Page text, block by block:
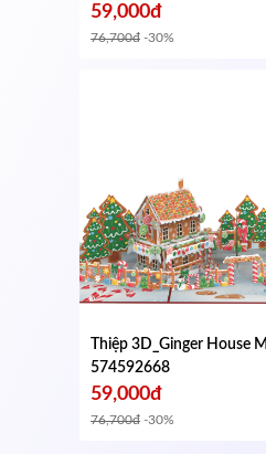
quà tặng năm mới, decor
phòngMã 335461674
59,000đ
76,700đ -30%
Thiệp 3D_Ginger House
574592668
59,000đ
76,700đ -30%